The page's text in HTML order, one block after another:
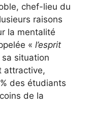
chef-lieu du
raisons
la mentalité
« l’esprit
sa situation
attractive,
des étudiants
de la